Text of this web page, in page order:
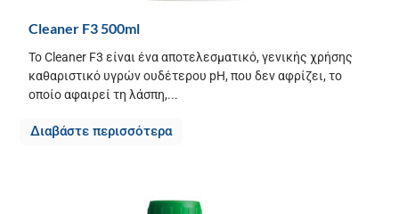
Cleaner F3 500ml
Το Cleaner F3 είναι ένα αποτελεσματικό, γενικής χρήσης
καθαριστικό υγρών ουδέτερου pH, που δεν αφρίζει, το
οποίο αφαιρεί τη λάσπη,...
Διαβάστε περισσότερα